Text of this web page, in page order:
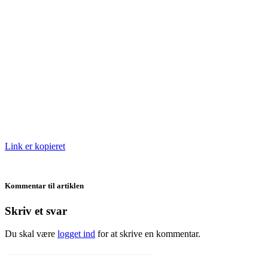
Link er kopieret
Kommentar til artiklen
Skriv et svar
Du skal være logget ind for at skrive en kommentar.